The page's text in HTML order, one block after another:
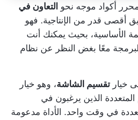
التعاون في
أقصى قدر من الإنتاجية. فهو
الأساسية، بحيث يمكنك أنت
معًا بغض النظر عن نظام
تقسيم الشاشة، وهو خيار
الذين يرغبون في
في وقت واحد. الأداة مدعومة